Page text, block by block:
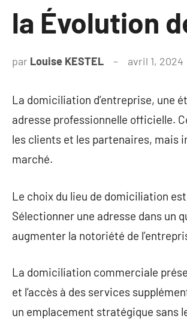
la Évolution
par Louise KESTEL avril 1, 2024
La domiciliation d’entreprise, une
adresse professionnelle officielle.
les clients et les partenaires, mais
marché.
Le choix du lieu de domiciliation
Sélectionner une adresse dans un
augmenter la notoriété de
La domiciliation commerciale
et l’accès à des services
un emplacement stratégique sans